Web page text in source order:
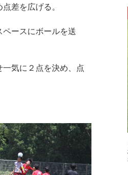
差を広げる。
ースにボールを送
気に２点を決め、点